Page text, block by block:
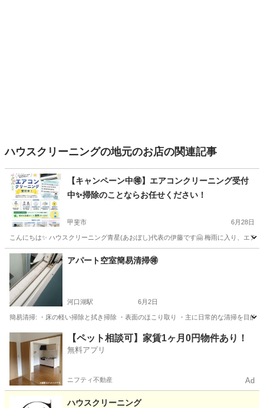
ハウスクリーニングの地元のお店の関連記事
【キャンペーン中🉐】エアコンクリーニング受付
中✨掃除のことならお任せください！
甲斐市 6月28日
こんにちは✨ ハウスクリーニング青星(あおぼし)代表の伊藤です🤗 梅雨に入り、エ
山梨 甲斐市 エアコン掃除 無料
アパート空室簡易清掃🉐
河口湖駅 6月2日
簡易清掃: ・床の軽い掃除と拭き掃除 ・表面のほこり取り ・主に日常的な清掃を目的
南都留郡 河口湖駅 その他 ワックス
【ペット相談可】家賃1ヶ月0円物件あり！
無料アプリ
ニフティ不動産 Ad
ハウスクリーニング